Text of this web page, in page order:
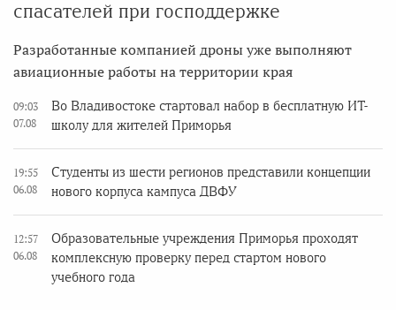
спасателей при господдержке
Разработанные компанией дроны уже выполняют
авиационные работы на территории края
09:03
07.08
Во Владивостоке стартовал набор в бесплатную ИТ-
школу для жителей Приморья
19:55
06.08
Студенты из шести регионов представили концепции
нового корпуса кампуса ДВФУ
12:57
06.08
Образовательные учреждения Приморья проходят
комплексную проверку перед стартом нового
учебного года